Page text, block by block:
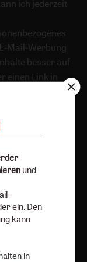
ich jederzeit
Mail-Werbung
besser auf
einen Link in
jederzeit
in unseren
.
anmelden
und
ein. Den
kann
in